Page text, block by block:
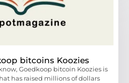
bitcoins Koozies
Goedkoop bitcoin Koozies is
has raised millions of dollars